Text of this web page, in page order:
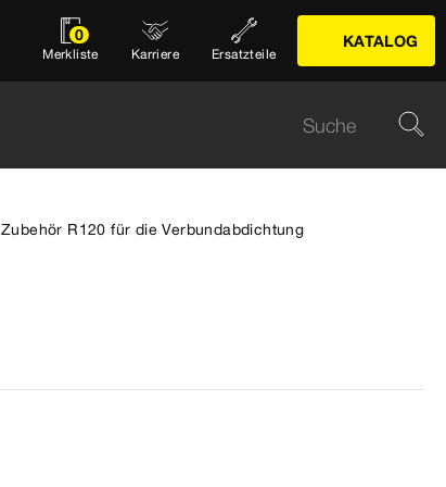
0
Merkliste Karriere Ersatzteile
KATALOG
Zubehör R120 für die Verbundabdichtung